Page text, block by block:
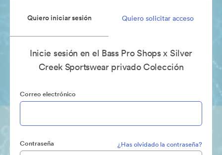
Quiero iniciar sesión Quiero solicitar acceso
Inicie sesión en el Bass Pro Shops x Silver
Creek Sportswear privado Colección
Correo electrónico
Contraseña ¿Has olvidado la contraseña?